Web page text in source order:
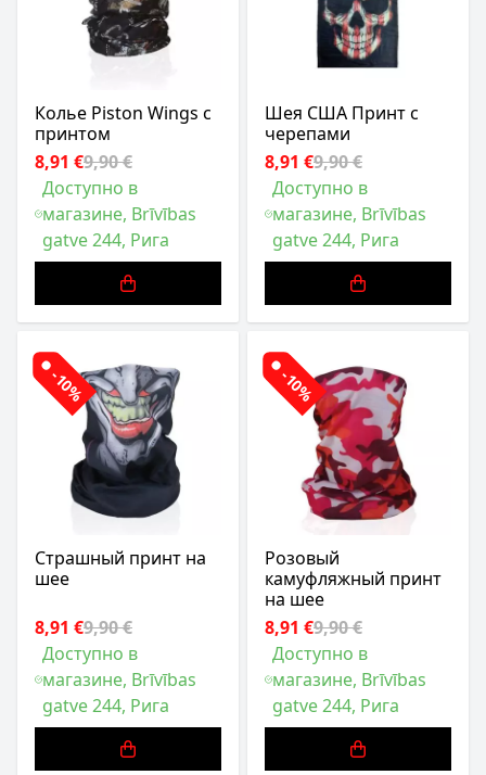
Колье Piston Wings с
принтом
8,91 €9,90 €
Доступно в
магазине, Brīvības
gatve 244, Рига
Шея США Принт с
черепами
8,91 €9,90 €
Доступно в
магазине, Brīvības
gatve 244, Рига
-10%
Страшный принт на
шее
8,91 €9,90 €
Доступно в
магазине, Brīvības
gatve 244, Рига
-10%
Розовый
камуфляжный принт
на шее
8,91 €9,90 €
Доступно в
магазине, Brīvības
gatve 244, Рига